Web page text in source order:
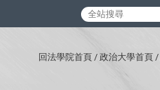
回法學院首頁 / 政治大學首頁 /